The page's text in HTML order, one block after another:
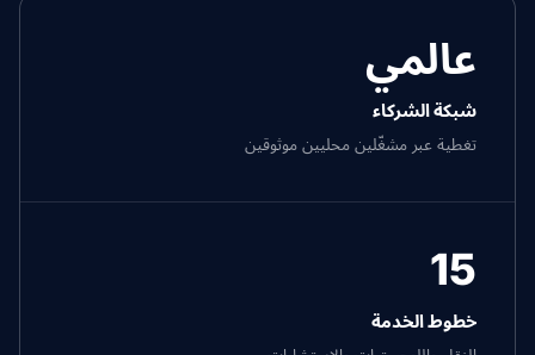
عالمي
شبكة الشركاء
تغطية عبر مشغّلين محليين موثوقين
15
خطوط الخدمة